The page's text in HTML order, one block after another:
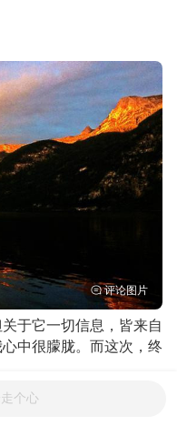
于它一切信息，皆来自
中很朦胧。而这次，终
看，几乎每个人都告诉
有了他们推荐，我立刻
个心